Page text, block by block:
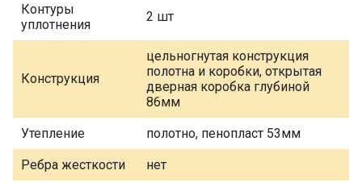
Контуры
уплотнения
2 шт
Конструкция
цельногнутая конструкция
полотна и коробки, открытая
дверная коробка глубиной
86мм
Утепление полотно, пенопласт 53мм
Ребра жесткости нет